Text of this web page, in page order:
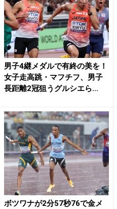
男子4継メダルで有終の美を！
女子走高跳・マフチフ、男子
長距離2冠狙うグルシエら...
ボツワナが2分57秒76で金メ